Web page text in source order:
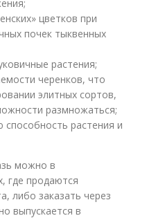
цветков при
почек тыквенных
растения;
черенков, что
элитных сортов,
размножаться;
способность растения и
можно в
где продаются
либо заказать через
выпускается в